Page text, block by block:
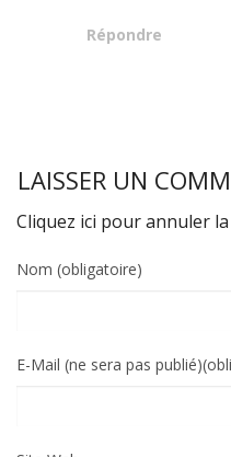
Répondre
LAISSER UN
Cliquez ici pour annuler
Nom (obligatoire)
E-Mail (ne sera pas